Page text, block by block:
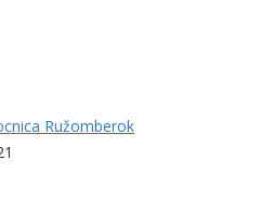
Ružomberok